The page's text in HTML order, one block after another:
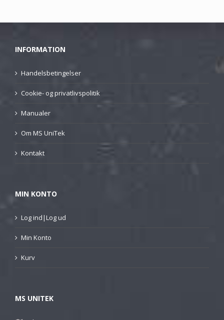
INFORMATION
Handelsbetingelser
Cookie- og privatlivspolitik
Manualer
Om MS UniTek
Kontakt
MIN KONTO
Log ind|Log ud
Min Konto
Kurv
MS UNITEK